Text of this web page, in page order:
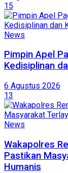
15
News
Pimpin Apel
Kedisiplinan
6 Agustus 2026
13
News
Wakapolres
Pastikan
Humanis